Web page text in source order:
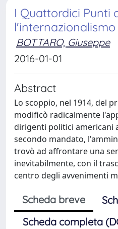
I Quattordici Punti
BOTTARO, Giuseppe
2016-01-01
Abstract
Lo scoppio, nel 1914, del
modificò radicalmente
dirigenti politici americani
secondo mandato,
trovò ad affrontare una
inevitabilmente, con il
centro degli avvenimenti
Scheda breve
Scheda completa